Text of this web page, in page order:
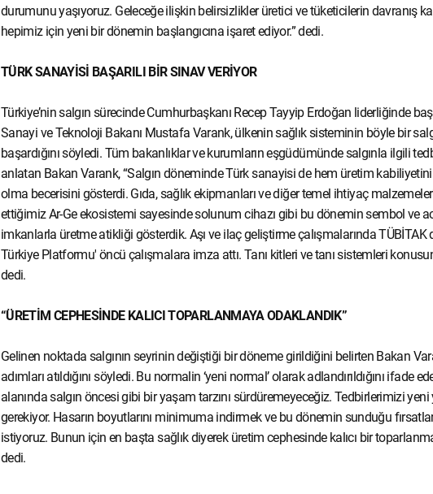
durumunu yaşıyoruz. Geleceğe ilişkin belirsizlikler üretici ve tüketicilerin davranış
hepimiz için yeni bir dönemin başlangıcına işaret ediyor.” dedi.
TÜRK SANAYİSİ BAŞARILI BİR SINAV VERİYOR
Türkiye’nin salgın sürecinde Cumhurbaşkanı Recep Tayyip Erdoğan liderliğinde
Sanayi ve Teknoloji Bakanı Mustafa Varank, ülkenin sağlık sisteminin böyle bir
başardığını söyledi. Tüm bakanlıklar ve kurumların eşgüdümünde salgınla ilgili
anlatan Bakan Varank, “Salgın döneminde Türk sanayisi de hem üretim
olma becerisini gösterdi. Gıda, sağlık ekipmanları ve diğer temel ihtiyaç
ettiğimiz Ar-Ge ekosistemi sayesinde solunum cihazı gibi bu dönemin sembol ve
imkanlarla üretme atikliği gösterdik. Aşı ve ilaç geliştirme çalışmalarında
Türkiye Platformu' öncü çalışmalara imza attı. Tanı kitleri ve tanı sistemleri
dedi.
“ÜRETİM CEPHESİNDE KALICI TOPARLANMAYA ODAKLANDIK”
Gelinen noktada salgının seyrinin değiştiği bir döneme girildiğini belirten Bakan
adımları atıldığını söyledi. Bu normalin ‘yeni normal’ olarak adlandırıldığını ifade
alanında salgın öncesi gibi bir yaşam tarzını sürdüremeyeceğiz. Tedbirlerimizi
gerekiyor. Hasarın boyutlarını minimuma indirmek ve bu dönemin sunduğu
istiyoruz. Bunun için en başta sağlık diyerek üretim cephesinde kalıcı bir
dedi.